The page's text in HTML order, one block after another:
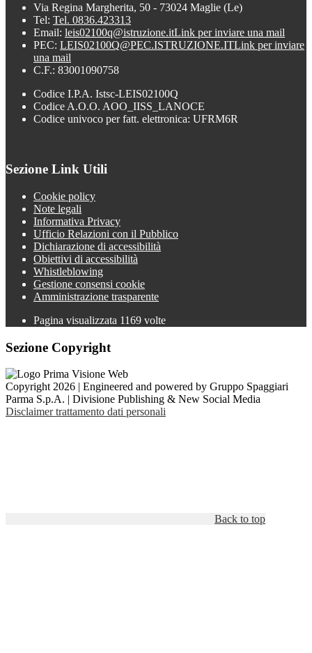
Via Regina Margherita, 50 - 73024 Maglie (Le)
Tel: Tel. 0836.423313
Email: leis02100q@istruzione.itLink per inviare una mail
PEC: LEIS02100Q@PEC.ISTRUZIONE.ITLink per inviare
una mail
C.F.: 83001090758
Codice I.P.A. Istsc-LEIS02100Q
Codice A.O.O. AOO_IISS_LANOCE
Codice univoco per fatt. elettronica: UFRM6R
Sezione Link Utili
Cookie policy
Note legali
Informativa Privacy
Ufficio Relazioni con il Pubblico
Dichiarazione di accessibilità
Obiettivi di accessibilità
Whistleblowing
Gestione consensi cookie
Amministrazione trasparente
Pagina visualizzata 1169 volte
Sezione Copyright
Copyright 2026 | Engineered and powered by Gruppo Spaggiari
Parma S.p.A. | Divisione Publishing & New Social Media
Disclaimer trattamento dati personali
Back to top